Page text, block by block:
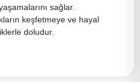
sağlar.
keşfetmeye ve hayal
doludur.